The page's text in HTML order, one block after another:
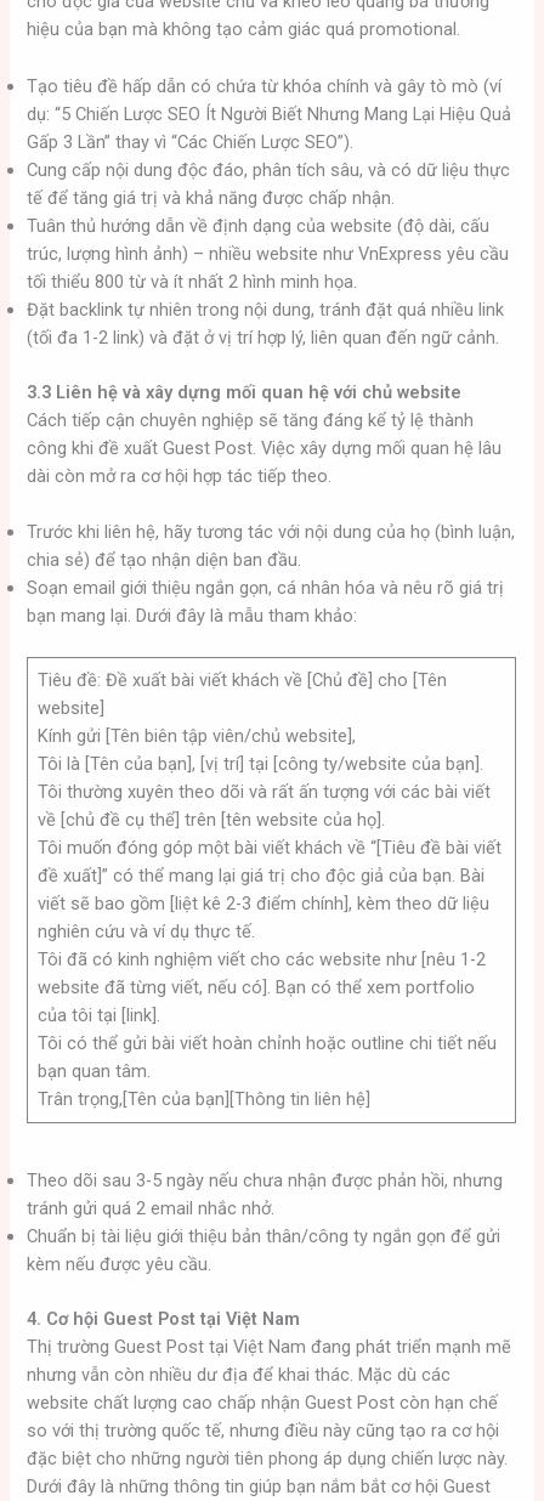
hiệu của bạn mà không tạo cảm giác quá promotional.
Tạo tiêu đề hấp dẫn có chứa từ khóa chính và gây tò mò (ví
dụ: “5 Chiến Lược SEO Ít Người Biết Nhưng Mang Lại Hiệu Quả
Gấp 3 Lần” thay vì “Các Chiến Lược SEO”).
Cung cấp nội dung độc đáo, phân tích sâu, và có dữ liệu thực
tế để tăng giá trị và khả năng được chấp nhận.
Tuân thủ hướng dẫn về định dạng của website (độ dài, cấu
trúc, lượng hình ảnh) – nhiều website như VnExpress yêu cầu
tối thiểu 800 từ và ít nhất 2 hình minh họa.
Đặt backlink tự nhiên trong nội dung, tránh đặt quá nhiều link
(tối đa 1-2 link) và đặt ở vị trí hợp lý, liên quan đến ngữ cảnh.
3.3 Liên hệ và xây dựng mối quan hệ với chủ website
Cách tiếp cận chuyên nghiệp sẽ tăng đáng kể tỷ lệ thành
công khi đề xuất Guest Post. Việc xây dựng mối quan hệ lâu
dài còn mở ra cơ hội hợp tác tiếp theo.
Trước khi liên hệ, hãy tương tác với nội dung của họ (bình luận,
chia sẻ) để tạo nhận diện ban đầu.
Soạn email giới thiệu ngắn gọn, cá nhân hóa và nêu rõ giá trị
bạn mang lại. Dưới đây là mẫu tham khảo:
Tiêu đề: Đề xuất bài viết khách về [Chủ đề] cho [Tên
website]
Kính gửi [Tên biên tập viên/chủ website],
Tôi là [Tên của bạn], [vị trí] tại [công ty/website của bạn].
Tôi thường xuyên theo dõi và rất ấn tượng với các bài viết
về [chủ đề cụ thể] trên [tên website của họ].
Tôi muốn đóng góp một bài viết khách về “[Tiêu đề bài viết
đề xuất]” có thể mang lại giá trị cho độc giả của bạn. Bài
viết sẽ bao gồm [liệt kê 2-3 điểm chính], kèm theo dữ liệu
nghiên cứu và ví dụ thực tế.
Tôi đã có kinh nghiệm viết cho các website như [nêu 1-2
website đã từng viết, nếu có]. Bạn có thể xem portfolio
của tôi tại [link].
Tôi có thể gửi bài viết hoàn chỉnh hoặc outline chi tiết nếu
bạn quan tâm.
Trân trọng,[Tên của bạn][Thông tin liên hệ]
Theo dõi sau 3-5 ngày nếu chưa nhận được phản hồi, nhưng
tránh gửi quá 2 email nhắc nhở.
Chuẩn bị tài liệu giới thiệu bản thân/công ty ngắn gọn để gửi
kèm nếu được yêu cầu.
4. Cơ hội Guest Post tại Việt Nam
Thị trường Guest Post tại Việt Nam đang phát triển mạnh mẽ
nhưng vẫn còn nhiều dư địa để khai thác. Mặc dù các
website chất lượng cao chấp nhận Guest Post còn hạn chế
so với thị trường quốc tế, nhưng điều này cũng tạo ra cơ hội
đặc biệt cho những người tiên phong áp dụng chiến lược này.
Dưới đây là những thông tin giúp bạn nắm bắt cơ hội Guest